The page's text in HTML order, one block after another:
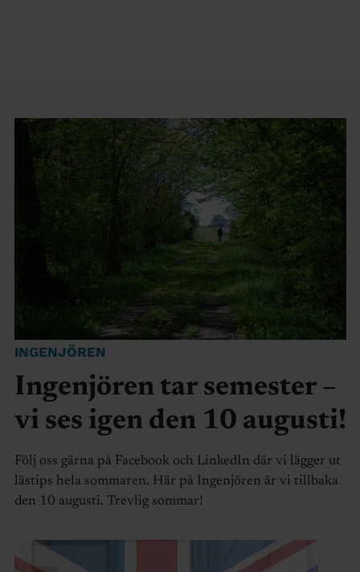
INGENJÖREN
Ingenjören tar semester –
vi ses igen den 10 augusti!
Följ oss gärna på Facebook och LinkedIn där vi lägger ut
lästips hela sommaren. Här på Ingenjören är vi tillbaka
den 10 augusti. Trevlig sommar!